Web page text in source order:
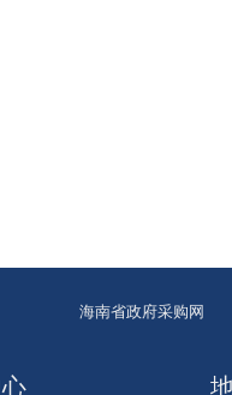
海南省政府采购网